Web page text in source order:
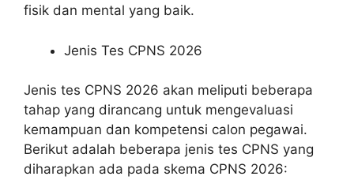
fisik dan mental yang baik.
Jenis Tes CPNS 2026
Jenis tes CPNS 2026 akan meliputi beberapa
tahap yang dirancang untuk mengevaluasi
kemampuan dan kompetensi calon pegawai.
Berikut adalah beberapa jenis tes CPNS yang
diharapkan ada pada skema CPNS 2026: